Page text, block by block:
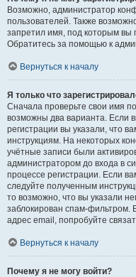
Возможно, администратор
пользователей. Также
запретил имя, под которым вы
Обратитесь за помощью к
Вернуться к началу
Я только что
Сначала проверьте свои имя
возможны два варианта. Если
регистрации вы указали, что
инструкциям. На некоторых
учётные записи были
администратором до входа в
процессе регистрации. Если
следуйте полученным
то возможно, что вы указали
заблокирован спам-фильтром.
адрес email, попробуйте
Вернуться к началу
Почему я не могу войти?